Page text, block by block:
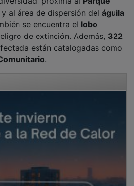
y al área de dispersión deláguila
se encuentra ellobo
de extinción. Además,
están catalogadas como
.